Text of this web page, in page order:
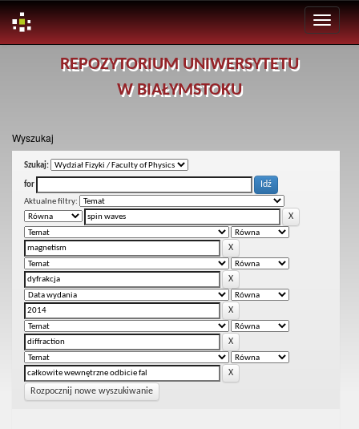
REPOZYTORIUM UNIWERSYTETU
W BIAŁYMSTOKU
Wyszukaj
Szukaj:
for
Aktualne filtry:
Rozpocznij nowe wyszukiwanie